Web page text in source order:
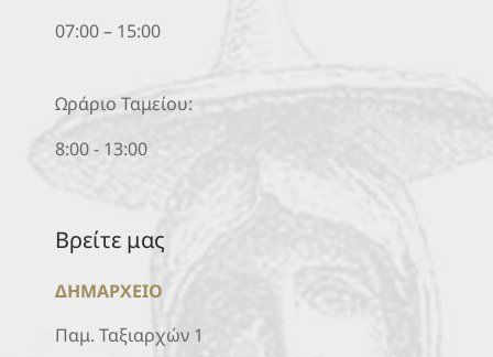
07:00 – 15:00
Ωράριο Ταμείου:
8:00 - 13:00
Βρείτε μας
ΔΗΜΑΡΧΕΙΟ
Παμ. Ταξιαρχών 1